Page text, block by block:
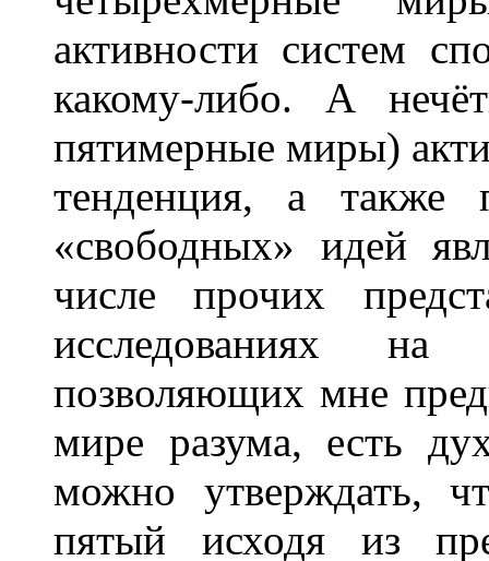
активности систем
какому-либо. А
пятимерные миры)
тенденция, а также
«свободных» идей
числе прочих
исследованиях
позволяющих мне
мире разума, есть
можно утверждать,
пятый исходя из